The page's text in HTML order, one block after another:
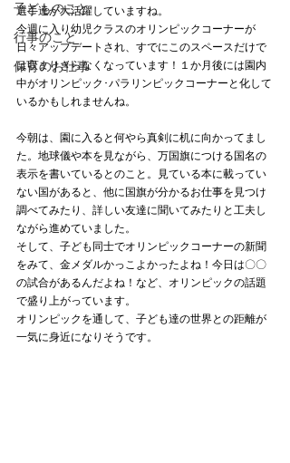
子どものこと
行事のこと
保育のお仕事
選手達が大活躍していますね。
今週に入り幼児クラスのオリンピックコーナーが
日々アップデートされ、すでにこのスペースだけで
は収まりきらなくなっています！１か月後には園内
中がオリンピック･パラリンピックコーナーと化して
いるかもしれませんね。
今朝は、園に入ると何やら真剣に机に向かってまし
た。地球儀や本を見ながら、万国旗につける国名の
表示を書いているとのこと。見ている本に載ってい
ない国があると、他に国旗が分かるお仕事を見つけ
調べてみたり、詳しい友達に聞いてみたりと工夫し
ながら進めていました。
そして、子ども同士でオリンピックコーナーの新聞
をみて、金メダルかっこよかったよね！今日は〇〇
の試合があるんだよね！など、オリンピックの話題
で盛り上がっています。
オリンピックを通して、子ども達の世界との距離が
一気に身近になりそうです。